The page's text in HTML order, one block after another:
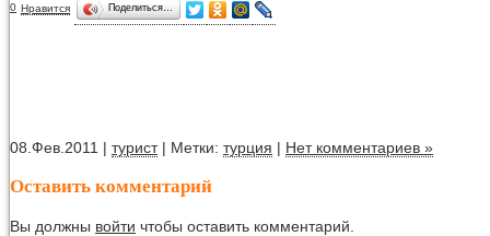
0 Нравится Поделиться…
08.Фев.2011 | турист| Метки: турция | Нет комментариев »
Оставить комментарий
Вы должны войти чтобы оставить комментарий.